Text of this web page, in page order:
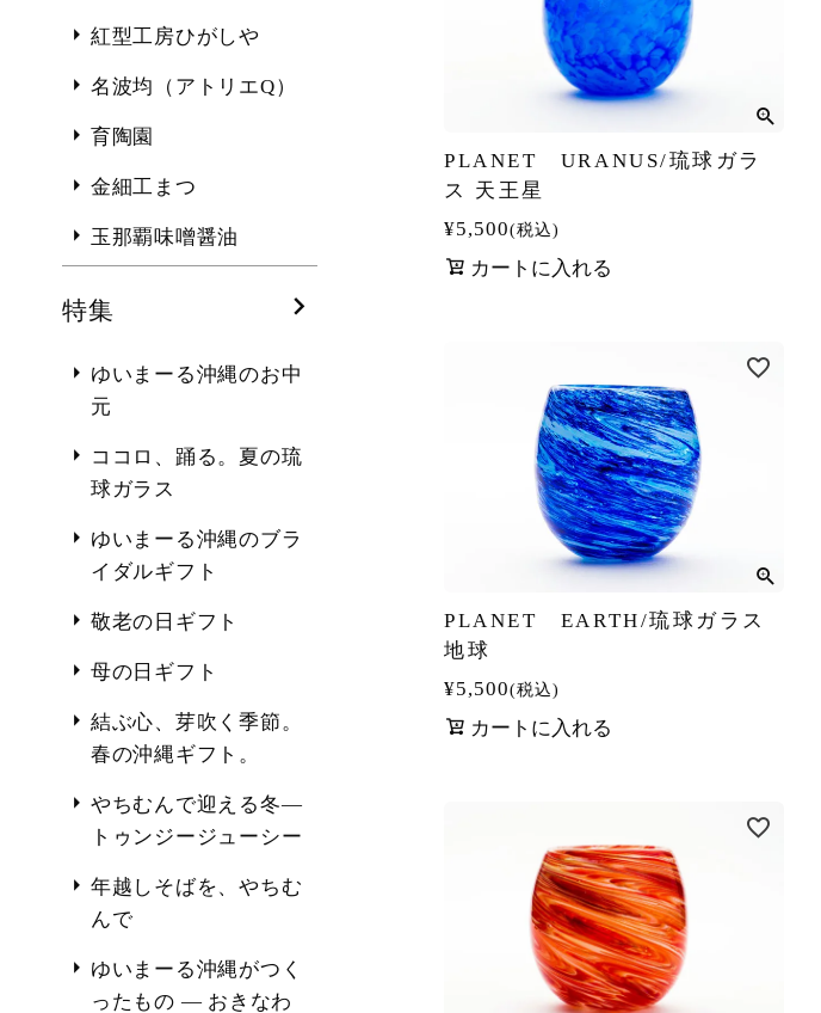
紅型工房ひがしや
名波均（アトリエQ）
育陶園
金細工まつ
玉那覇味噌醤油
特集
ゆいまーる沖縄のお中
元
ココロ、踊る。夏の琉
球ガラス
ゆいまーる沖縄のブラ
イダルギフト
敬老の日ギフト
母の日ギフト
結ぶ心、芽吹く季節。
春の沖縄ギフト。
やちむんで迎える冬―
トゥンジージューシー
年越しそばを、やちむ
んで
ゆいまーる沖縄がつく
ったもの ― おきなわ
PLANET URANUS/琉球ガラ
ス 天王星
¥5,500 税込
カートに入れる
PLANET EARTH/琉球ガラス
地球
¥5,500 税込
カートに入れる